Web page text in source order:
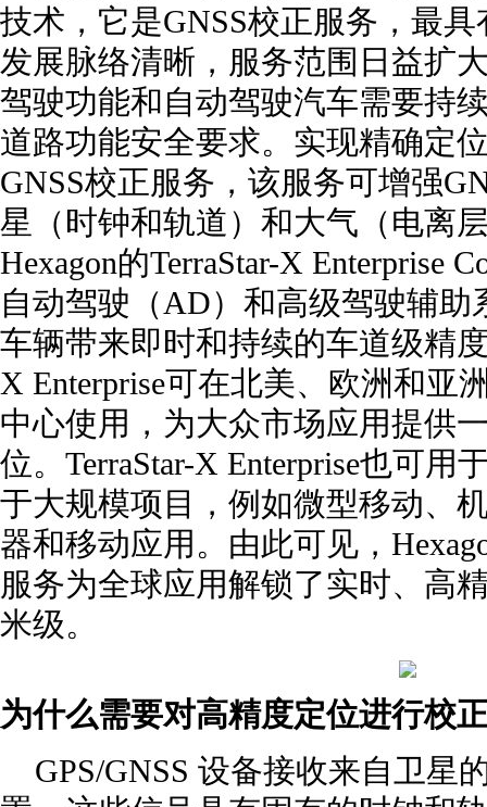
技术，它是GNSS校正服务，最
发展脉络清晰，服务范围日益扩
驾驶功能和自动驾驶汽车需要持
道路功能安全要求。实现精确定
GNSS校正服务，该服务可增强
星（时钟和轨道）和大气（电离
Hexagon的TerraStar-X Enterprise
自动驾驶（AD）和高级驾驶辅
车辆带来即时和持续的车道级精度
X Enterprise可在北美、欧洲和亚
中心使用，为大众市场应用提供
位。TerraStar-X Enterprise也可用
于大规模项目，例如微型移动、
器和移动应用。由此可见，
服务为全球应用解锁了实时、高
米级。
为什么需要对高精度定位进行校
GPS/GNSS 设备接收来自卫星